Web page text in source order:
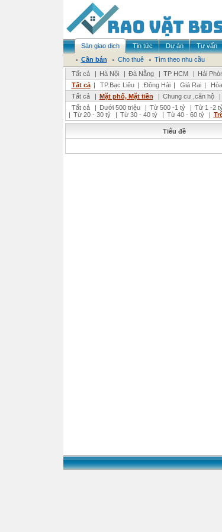
Sàn giao dịch Tin tức Dự án Tư vấn
Cần bán
Cho thuê
Tìm theo nhu cầu
Tất cả
| Hà Nội | Đà Nẵng | TP HCM | Hải
Tất cả | TP.Bạc Liêu | Đông Hải | Giá Rai |
Tất cả
| Mặt phố, Mặt tiền | Chung cư ,căn hộ |
Tất cả
| Dưới 500 triệu | Từ 500 -1 tỷ | Từ 1 -2
| Từ 20 - 30 tỷ | Từ 30 - 40 tỷ | Từ 40 - 60 tỷ |
Tiêu đề